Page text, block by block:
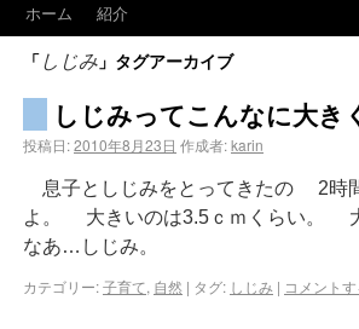
ホーム 紹介
「 しじみ 」タグアーカイブ
しじみってこんなに大き
投稿日:2010年8月23日 作成者:karin
息子としじみをとってきたの 2時
よ。 大きいのは3.5ｃｍくらい。
なあ…しじみ。
カテゴリー:子育て, 自然 | タグ: しじみ | コメント